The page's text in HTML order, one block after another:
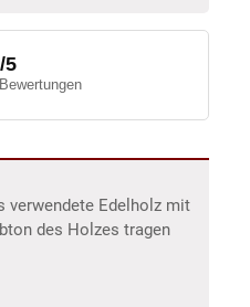
5
verwendete Edelholz mit
des Holzes tragen